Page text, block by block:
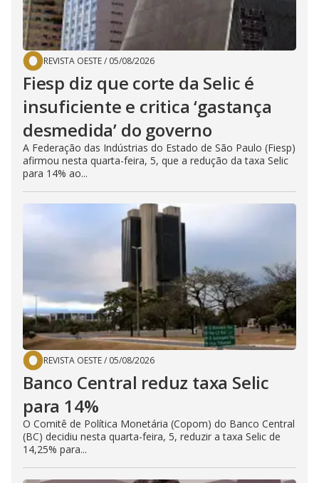
REVISTA OESTE/ 05/08/2026
Fiesp diz que corte da Selic é
insuficiente e critica ‘gastança
desmedida’ do governo
A Federação das Indústrias do Estado de São Paulo (Fiesp)
afirmou nesta quarta-feira, 5, que a redução da taxa Selic
para 14% ao...
REVISTA OESTE/ 05/08/2026
Banco Central reduz taxa Selic
para 14%
O Comitê de Política Monetária (Copom) do Banco Central
(BC) decidiu nesta quarta-feira, 5, reduzir a taxa Selic de
14,25% para...